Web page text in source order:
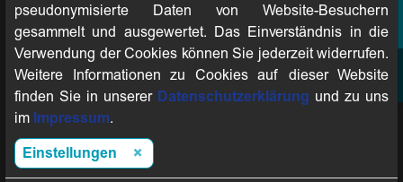
Unternehmen steht nach Ermittlung des
Klimapfades noch ein Abgleich aller ins Auge
gefassten klimarelevanten sowie weiteren
notwendigen Investitionen und der
langfristigen Wirtschaftsplanung an. Einige
IW.2050-Unternehmenspartner haben ihre
Strategien gemäß der Initiative „Praxispfad
pseudonymisierte Daten von Website-Besuchern
gesammelt und ausgewertet. Das Einverständnis in die
Verwendung der Cookies können Sie jederzeit widerrufen.
Weitere Informationen zu Cookies auf dieser Website
finden Sie in unserer Datenschutzerklärung und zu uns
im Impressum.
Einstellungen